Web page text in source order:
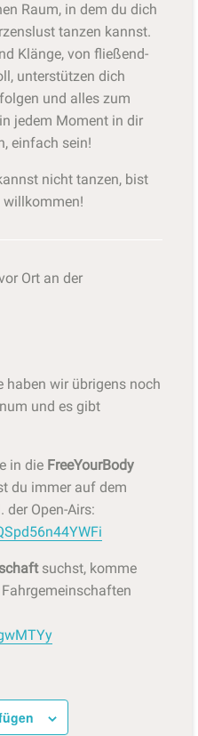
Raum, in dem du dich
tanzen kannst.
Klänge, von fließend-
unterstützen dich
und alles zum
jedem Moment in dir
einfach sein!
nicht tanzen, bist
willkommen!
Ort an der
haben wir übrigens noch
und es gibt
in die FreeYourBody
du immer auf dem
der Open-Airs:
suchst, komme